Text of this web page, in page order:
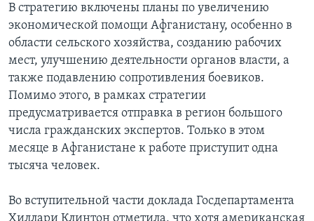
Языки
В стратегию включены планы по увеличению
экономической помощи Афганистану, особенно в
области сельского хозяйства, созданию рабочих
мест, улучшению деятельности органов власти, а
также подавлению сопротивления боевиков.
Помимо этого, в рамках стратегии
предусматривается отправка в регион большого
числа гражданских экспертов. Только в этом
месяце в Афганистане к работе приступит одна
тысяча человек.
Во вступительной части доклада Госдепартамента